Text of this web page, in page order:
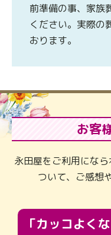
前準備の事、家族
ください。実際の
おります。
お客
永田屋をご利用にな
ついて、ご感想